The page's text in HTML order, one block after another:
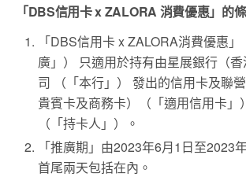
「DBS信用卡 x ZALORA 消費優惠」的
「DBS信用卡 x ZALORA消費優惠
廣」） 只適用於持有由星展銀行（
司 （「本行」） 發出的信用卡及聯
貴賓卡及商務卡）（「適用信用卡」
（「持卡人」）。
「推廣期」由2023年6月1日至2023
首尾兩天包括在內。